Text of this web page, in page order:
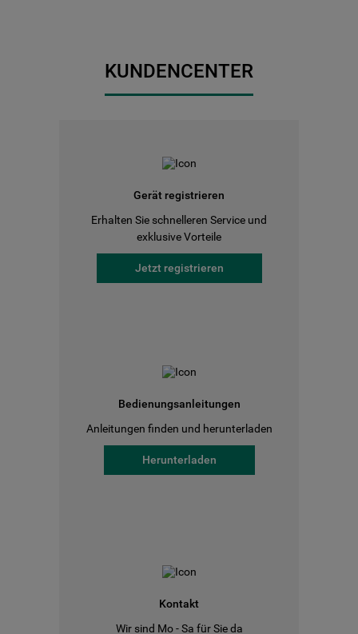
KUNDENCENTER
Gerät registrieren
Erhalten Sie schnelleren Service und
exklusive Vorteile
Jetzt registrieren
Bedienungsanleitungen
Anleitungen finden und herunterladen
Herunterladen
Kontakt
Wir sind Mo - Sa für Sie da